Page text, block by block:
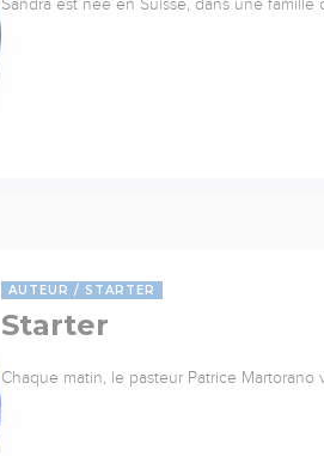
Sandra est née en Suisse, dans une
AUTEUR STARTER
Starter
Chaque matin, le pasteur Patrice